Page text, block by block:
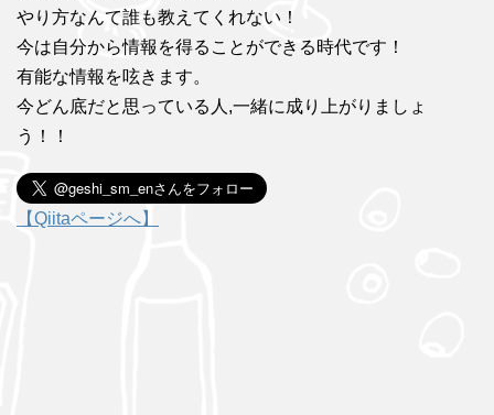
やり方なんて誰も教えてくれない！
今は自分から情報を得ることができる時代です！
有能な情報を呟きます。
今どん底だと思っている人,一緒に成り上がりましょ
う！！
【Qiitaページへ】